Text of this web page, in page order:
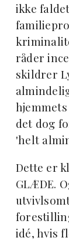
ikke
råder
skildrer
det dog
'helt
Dette er
GLÆDE.
idé, hvis